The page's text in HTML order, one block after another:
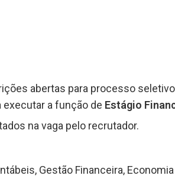
abertas para processo
executar a função de Estágio
na vaga pelo recrutador.
Gestão Financeira,